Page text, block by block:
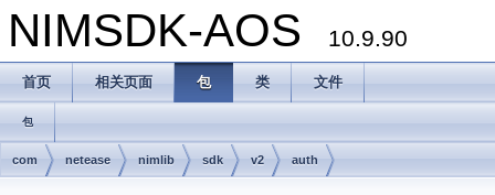
NIMSDK-AOS 10.9.90
首页 相关页面 包 类 文件
包
com netease nimlib sdk v2 auth